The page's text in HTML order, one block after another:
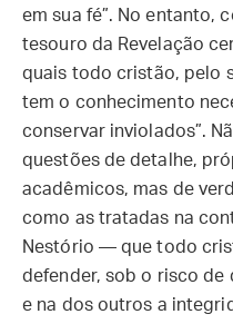
em sua fé”. No entanto,
tesouro da Revelação
quais todo cristão, pelo
tem o conhecimento
conservar inviolados”.
questões de detalhe,
acadêmicos, mas de
como as tratadas na
Nestório — que todo
defender, sob o risco de
e na dos outros a